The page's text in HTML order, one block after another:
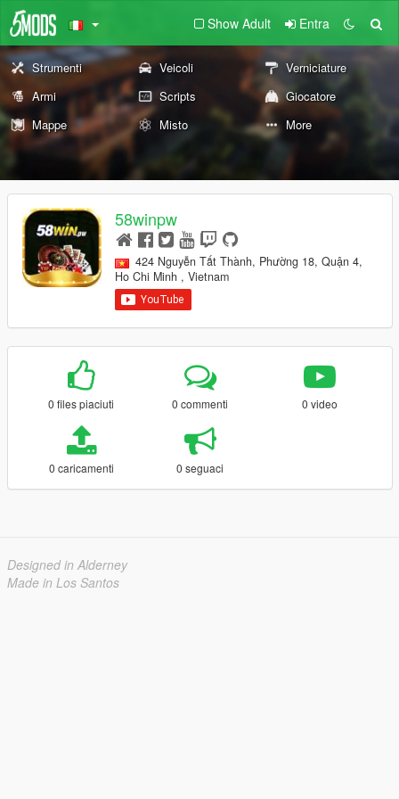
Show Adult Entra
Strumenti Veicoli
Verniciature
Armi
Scripts
Giocatore
Mappe
Misto More
58winpw
424 Nguyễn Tất Thành, Phường 18, Quận 4,
Ho Chi Minh , Vietnam
0 files piaciuti 0 commenti 0 video
0 caricamenti 0 seguaci
Designed in Alderney
Made in Los Santos